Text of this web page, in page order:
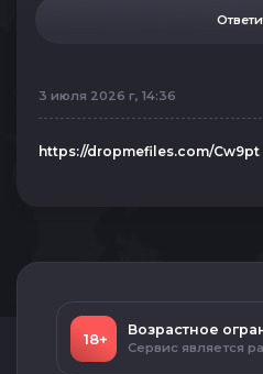
3 июля 2026 г, 14:36
https://dropmefiles.com/Cw9pt
18+
Возрастное
Сервис является